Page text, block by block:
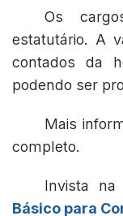
Os
estatutário. A
contados da
podendo ser
Mais
completo.
Invista
Básico para